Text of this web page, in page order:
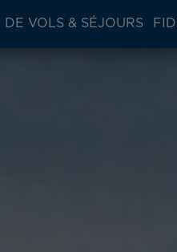
DE VOLS & SÉJOURS